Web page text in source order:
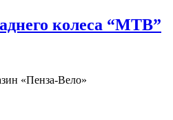
колеса “MTB”
«Пенза-Вело»